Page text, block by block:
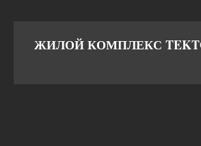
ЖИЛОЙ КОМПЛЕКС